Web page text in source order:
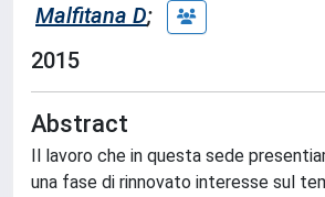
Malfitana D;
2015
Abstract
Il lavoro che in questa sede
una fase di rinnovato interesse sul